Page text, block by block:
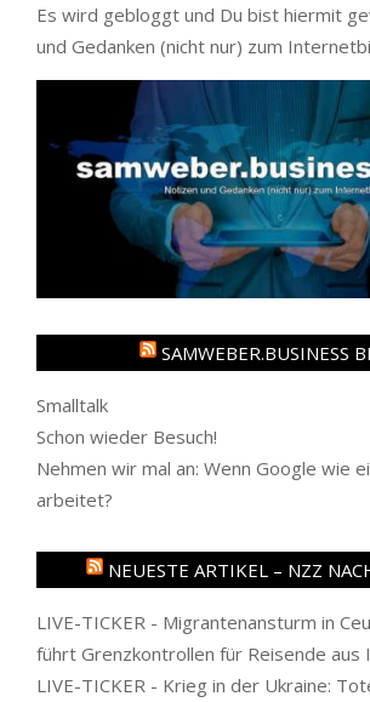
Es wird gebloggt und Du bist hiermit
und Gedanken (nicht nur) zum
SAMWEBER.BUSINESS
Smalltalk
Schon wieder Besuch!
Nehmen wir mal an: Wenn Google wie
arbeitet?
NEUESTE ARTIKEL – NZZ
LIVE-TICKER - Migrantenansturm in
führt Grenzkontrollen für Reisende aus
LIVE-TICKER - Krieg in der Ukraine: